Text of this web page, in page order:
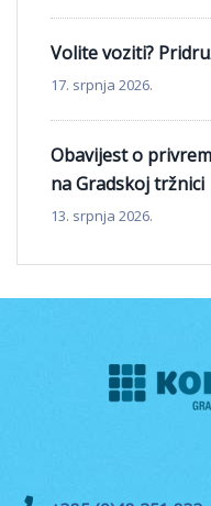
Volite voziti?
17. srpnja 2026.
Obavijest o
na Gradskoj tržnici
13. srpnja 2026.